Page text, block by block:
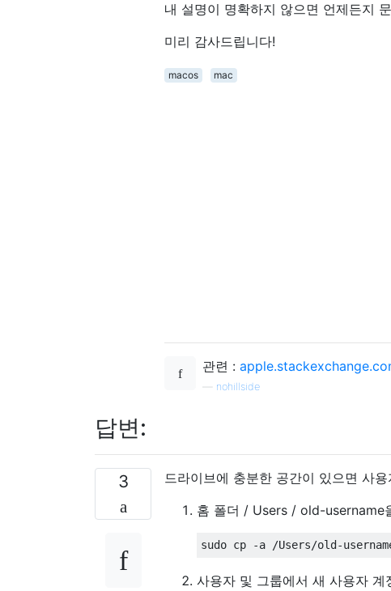
내 설명이 명확하지 않으면 언제든지
미리 감사드립니다!
macos mac
관련 :
nohillside
답변:
3
드라이브에 충분한 공간이 있으면 사
홈 폴더 / Users / old-username
사용자 및 그룹에서 새 사용자